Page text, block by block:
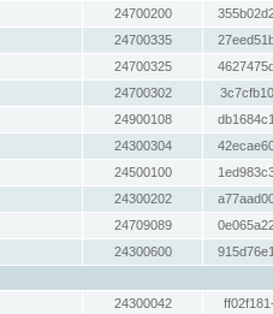
24700200
24700335
24700325
24700302
24900108
24300304
24500100
24300202
24709089
24300600
24300042